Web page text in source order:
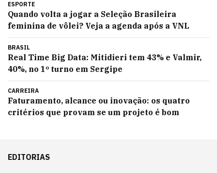
ESPORTE
Quando volta a jogar a Seleção Brasileira
feminina de vôlei? Veja a agenda após a VNL
BRASIL
Real Time Big Data: Mitidieri tem 43% e Valmir,
40%, no 1º turno em Sergipe
CARREIRA
Faturamento, alcance ou inovação: os quatro
critérios que provam se um projeto é bom
EDITORIAS